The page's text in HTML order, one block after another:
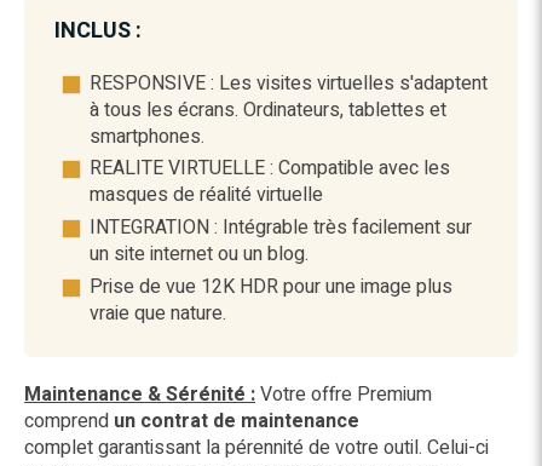
INCLUS :
RESPONSIVE : Les visites virtuelles s'adaptent
à tous les écrans. Ordinateurs, tablettes et
smartphones.
REALITE VIRTUELLE : Compatible avec les
masques de réalité virtuelle
INTEGRATION : Intégrable très facilement sur
un site internet ou un blog.
Prise de vue 12K HDR pour une image plus
vraie que nature.
Maintenance & Sérénité :Votre offre Premium
comprend un contrat de maintenance
complet garantissant la pérennité de votre outil. Celui-ci